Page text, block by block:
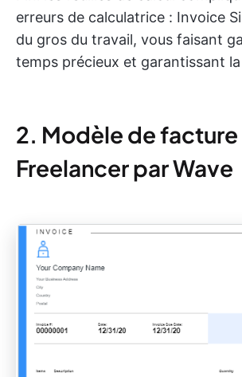
erreurs de calculatrice : Invoice
du gros du travail, vous faisant
temps précieux et garantissant
2. Modèle de
Freelancer par Wave